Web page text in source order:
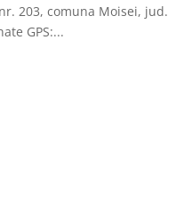
203, comuna Moisei, jud.
GPS:...